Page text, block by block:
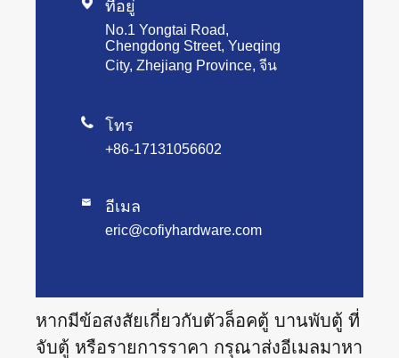
ที่อยู่
No.1 Yongtai Road,
Chengdong Street, Yueqing
City, Zhejiang Province, จีน
 โทร
+86-17131056602
 อีเมล
eric@cofiyhardware.com
หากมีข้อสงสัยเกี่ยวกับตัวล็อคตู้ บานพับตู้ ที่
จับตู้ หรือรายการราคา กรุณาส่งอีเมลมาหา